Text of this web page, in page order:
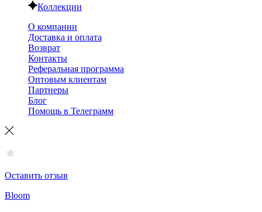
Коллекции
О компании
Доставка и оплата
Возврат
Контакты
Реферальная программа
Оптовым клиентам
Партнеры
Блог
Помощь в Телеграмм
Оставить отзыв
Bloom